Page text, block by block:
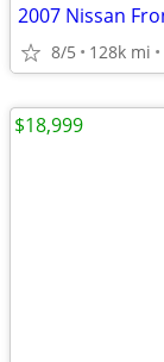
8/5 128k mi
$18,999